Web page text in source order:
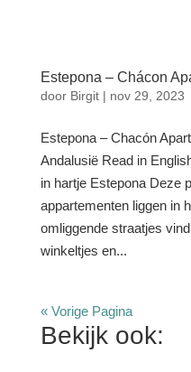
Estepona – Chácon
door Birgit| nov 29, 2023
Estepona – Chacón
Andalusië Read in
in hartje Estepona Deze
appartementen liggen in
omliggende straatjes
winkeltjes en...
« Vorige Pagina
Bekijk ook: